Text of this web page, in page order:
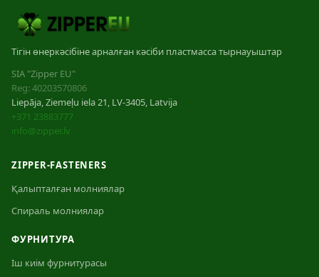
Тігін өнеркәсібіне арналған кәсіби пластмасса тырнауыштар
SIA "Zipper EU"
Reg: 40203570806
Liepāja, Ziemeļu iela 21, LV-3405, Latvija
+371 23883777
info@zipper.lv
ZIPPER-FASTENERS
Қалыпталған молниялар
Спираль молниялар
ФУРНИТУРА
Іш киім фурнитурасы